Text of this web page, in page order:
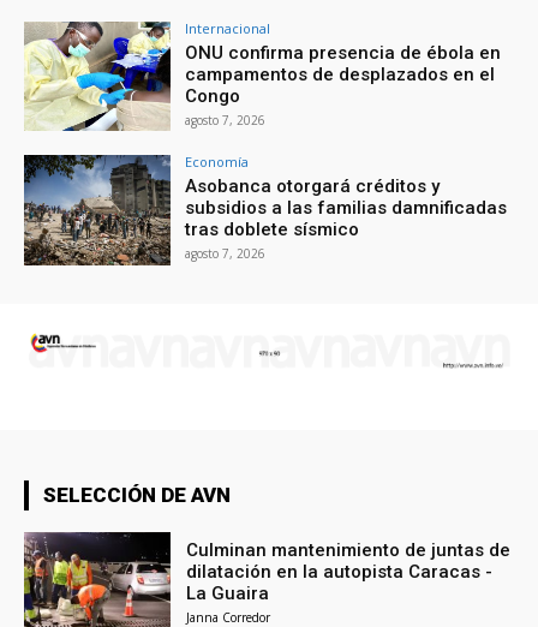
Internacional
ONU confirma presencia de ébola en
campamentos de desplazados en el
Congo
agosto 7, 2026
Economía
Asobanca otorgará créditos y
subsidios a las familias damnificadas
tras doblete sísmico
agosto 7, 2026
SELECCIÓN DE AVN
Culminan mantenimiento de juntas de
dilatación en la autopista Caracas -
La Guaira
Janna Corredor